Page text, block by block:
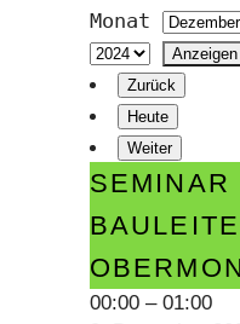
Monat
Zurück
Heute
Weiter
Seminar
Obermonteur
BTGA
SEMINAR
00:00 – 01:00